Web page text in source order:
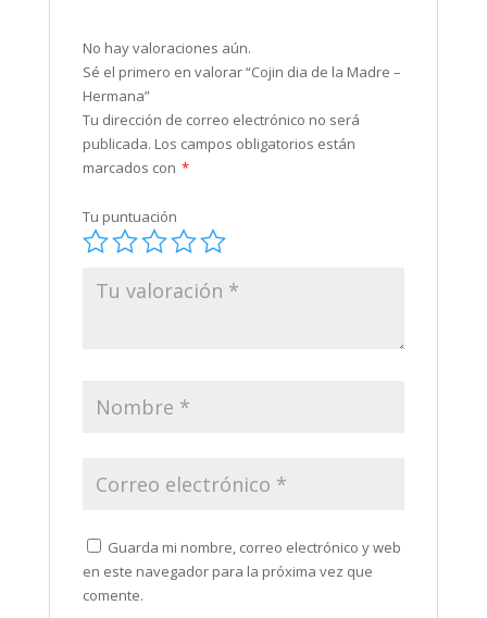
No hay valoraciones aún.
Sé el primero en valorar “Cojin dia de la Madre –
Hermana”
Tu dirección de correo electrónico no será
publicada. Los campos obligatorios están
marcados con *
Tu puntuación
Guarda mi nombre, correo electrónico y web
en este navegador para la próxima vez que
comente.